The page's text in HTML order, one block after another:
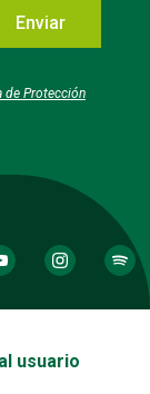
de Protección
Enviar
usuario